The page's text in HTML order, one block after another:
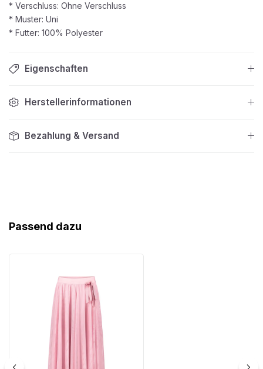
* Verschluss: Ohne Verschluss
* Muster: Uni
* Futter: 100% Polyester
Eigenschaften
Herstellerinformationen
Bezahlung & Versand
Produktgalerie überspringen
Passend dazu